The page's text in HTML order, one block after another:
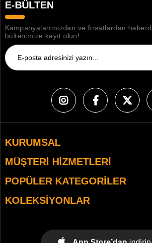
E-BÜLTEN
Kampanyalarımızdan ve fırsatlardan
bültenimize kayıt olun!
KURUMSAL
MÜŞTERI HIZMETLERI
POPÜLER KATEGORILER
KOLEKSIYONLAR